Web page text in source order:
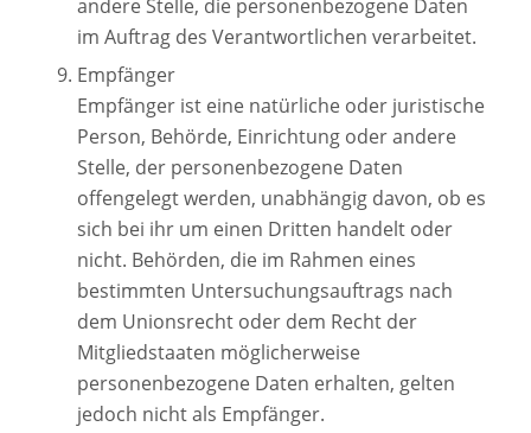
andere Stelle, die personenbezogene Daten
im Auftrag des Verantwortlichen verarbeitet.
Empfänger
Empfänger ist eine natürliche oder juristische
Person, Behörde, Einrichtung oder andere
Stelle, der personenbezogene Daten
offengelegt werden, unabhängig davon, ob es
sich bei ihr um einen Dritten handelt oder
nicht. Behörden, die im Rahmen eines
bestimmten Untersuchungsauftrags nach
dem Unionsrecht oder dem Recht der
Mitgliedstaaten möglicherweise
personenbezogene Daten erhalten, gelten
jedoch nicht als Empfänger.